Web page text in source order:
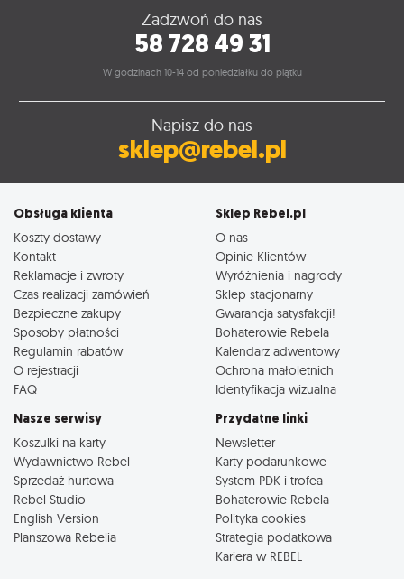
Zadzwoń do nas
58 728 49 31
W godzinach 10-14 od poniedziałku do piątku
Napisz do nas
sklep@rebel.pl
Obsługa klienta
Koszty dostawy
Kontakt
Reklamacje i zwroty
Czas realizacji zamówień
Bezpieczne zakupy
Sposoby płatności
Regulamin rabatów
O rejestracji
FAQ
Sklep Rebel.pl
O nas
Opinie Klientów
Wyróżnienia i nagrody
Sklep stacjonarny
Gwarancja satysfakcji!
Bohaterowie Rebela
Kalendarz adwentowy
Ochrona małoletnich
Identyfikacja wizualna
Nasze serwisy
Koszulki na karty
Wydawnictwo Rebel
Sprzedaż hurtowa
Rebel Studio
English Version
Planszowa Rebelia
Przydatne linki
Newsletter
Karty podarunkowe
System PDK i trofea
Bohaterowie Rebela
Polityka cookies
Strategia podatkowa
Kariera w REBEL